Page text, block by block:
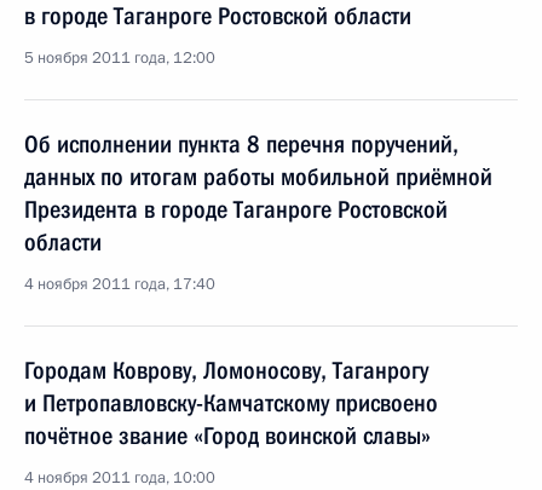
в городе Таганроге Ростовской области
5 ноября 2011 года, 12:00
Об исполнении пункта 8 перечня поручений,
данных по итогам работы мобильной приёмной
Президента в городе Таганроге Ростовской
области
4 ноября 2011 года, 17:40
Городам Коврову, Ломоносову, Таганрогу
и Петропавловску-Камчатскому присвоено
почётное звание «Город воинской славы»
4 ноября 2011 года, 10:00